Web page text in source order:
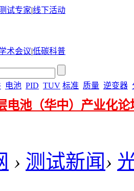
试专家|线下活动
术会议|低碳科普
电池 PID TUV 标准 质量 逆变器
电池（华中）产业化论
› 测试新闻›